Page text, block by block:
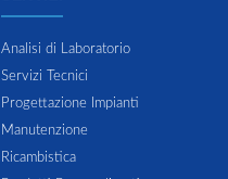
Analisi di Laboratorio
Servizi Tecnici
Progettazione Impianti
Manutenzione
Ricambistica